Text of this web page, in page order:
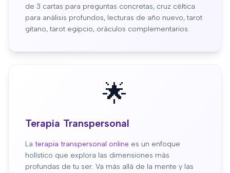
de 3 cartas para preguntas concretas, cruz céltica
para análisis profundos, lecturas de año nuevo, tarot
gitano, tarot egipcio, oráculos complementarios.
🌟
Terapia Transpersonal
La terapia transpersonal online es un enfoque
holístico que explora las dimensiones más
profundas de tu ser. Va más allá de la mente y las